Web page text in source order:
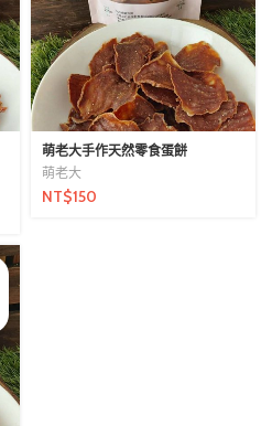
萌老大手作天然零食蛋餅
萌老大
NT$150